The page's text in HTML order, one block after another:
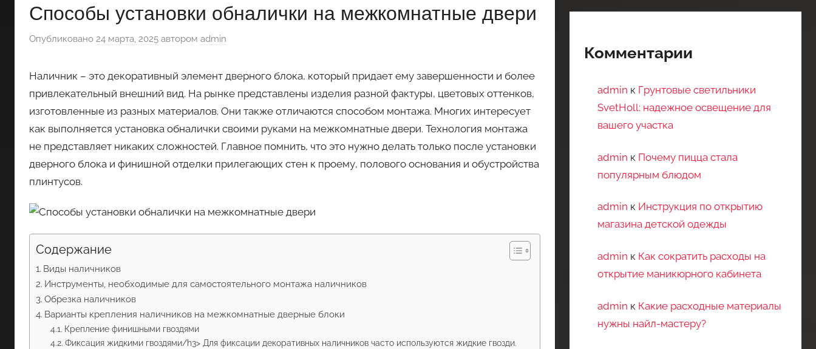
Способы установки обналички на межкомнатные двери
Опубликовано 24 марта, 2025 автором admin
Наличник – это декоративный элемент дверного блока, который придает ему завершенности и более
привлекательный внешний вид. На рынке представлены изделия разной фактуры, цветовых оттенков,
изготовленные из разных материалов. Они также отличаются способом монтажа. Многих интересует
как выполняется установка обналички своими руками на межкомнатные двери. Технология монтажа
не представляет никаких сложностей. Главное помнить, что это нужно делать только после установки
дверного блока и финишной отделки прилегающих стен к проему, полового основания и обустройства
плинтусов.
Содержание
Виды наличников
Инструменты, необходимые для самостоятельного монтажа наличников
Обрезка наличников
Варианты крепления наличников на межкомнатные дверные блоки
Крепление финишными гвоздями
Фиксация жидкими гвоздями/h3> Для фиксации декоративных наличников часто используются жидкие гвозди.
Комментарии
admin к Грунтовые светильники
SvetHoll: надежное освещение для
вашего участка
admin к Почему пицца стала
популярным блюдом
admin к Инструкция по открытию
магазина детской одежды
admin к Как сократить расходы на
открытие маникюрного кабинета
admin к Какие расходные материалы
нужны найл-мастеру?